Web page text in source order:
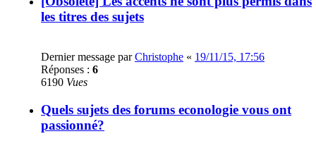
les titres des sujets
Dernier message parChristophe « 19/11/15, 17:56
Réponses : 6
6190 Vues
Quels sujets des forums econologie vous ont
passionné?